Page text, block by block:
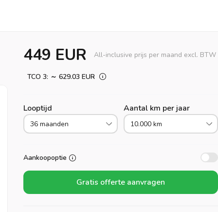
449 EUR All-inclusive prijs per maand excl. BTW
TCO 3: ～ 629.03 EUR
Looptijd
36 maanden
Aantal km per jaar
10.000 km
Aankoopoptie
Gratis offerte aanvragen